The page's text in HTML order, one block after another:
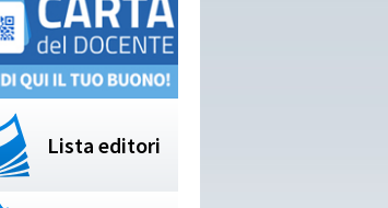
Lista editori